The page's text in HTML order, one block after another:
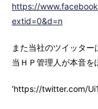
https://
extid=0&d=n
また当社のツイッター
当ＨＰ管理人が本音
‘https://twitter.com/